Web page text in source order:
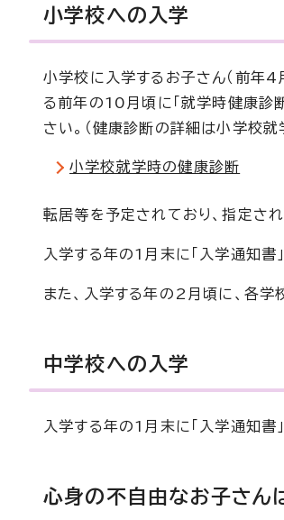
小学校への入学
小学校に入学するお子さん（前年
る前年の10月頃に「就学時健康診
さい。（健康診断の詳細は小学校
小学校就学時の健康診断
転居等を予定されており、指定さ
入学する年の1月末に「入学通知書
また、入学する年の2月頃に、各学
中学校への入学
入学する年の1月末に「入学通知書
心身の不自由なお子さん